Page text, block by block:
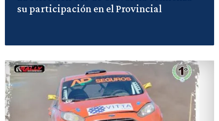
su participación en el Provincial